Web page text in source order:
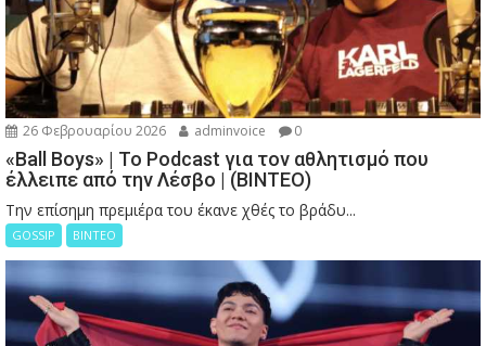
26 Φεβρουαρίου 2026 adminvoice 0
«Ball Boys» | Το Podcast για τον αθλητισμό που
έλλειπε από την Λέσβο | (ΒΙΝΤΕΟ)
Την επίσημη πρεμιέρα του έκανε χθές το βράδυ...
GOSSIP ΒΙΝΤΕΟ